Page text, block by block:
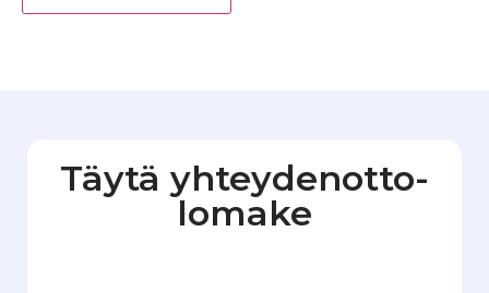
Täytä yhteydenotto­
lomake